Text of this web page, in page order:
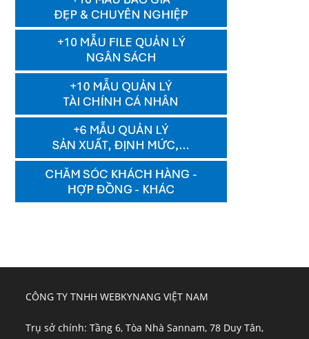
CÔNG TY TNHH WEBKYNANG VIỆT NAM
Trụ sở chính: Tầng 6, Tòa Nhà Sannam, 78 Duy Tân,